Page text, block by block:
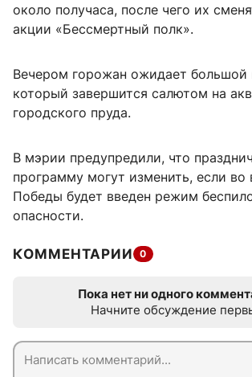
около получаса, после чего их
акции «Бессмертный полк».
Вечером горожан ожидает большой
который завершится салютом на
городского пруда.
В мэрии предупредили, что
программу могут изменить, если во
Победы будет введен режим
опасности.
КОММЕНТАРИИ 0
Пока нет ни одного
Начните обсуждение